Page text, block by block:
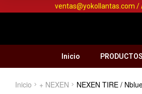
ventas@yokollantas.com /
Inicio PRODUCTOS
Inicio + NEXEN NEXEN TIRE /